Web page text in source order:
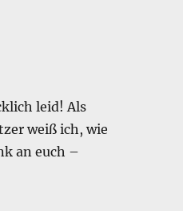
leid! Als
weiß ich, wie
an euch –